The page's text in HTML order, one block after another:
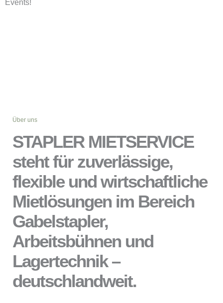
Events!
Über uns
STAPLER MIETSERVICE
steht für zuverlässige,
flexible und wirtschaftliche
Mietlösungen im Bereich
Gabelstapler,
Arbeitsbühnen und
Lagertechnik –
deutschlandweit.